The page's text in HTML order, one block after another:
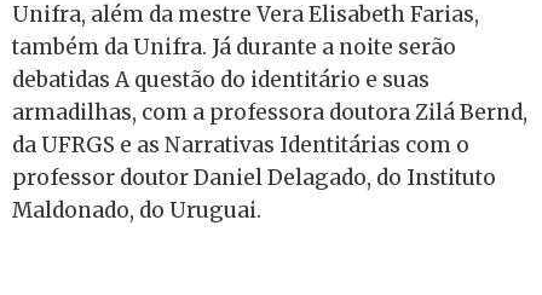
Unifra, além da mestre Vera Elisabeth Farias,
também da Unifra. Já durante a noite serão
debatidas A questão do identitário e suas
armadilhas, com a professora doutora Zilá Bernd,
da UFRGS e as Narrativas Identitárias com o
professor doutor Daniel Delagado, do Instituto
Maldonado, do Uruguai.